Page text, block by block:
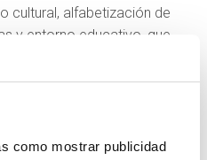
como mostrar publicidad
cultural, alfabetización de
y entorno educativo, que
Etxepare. Paraíso Pulsar
el desarrollo de este
– Gasteiz. Más de